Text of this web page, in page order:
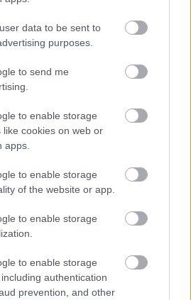
data to be sent to
purposes.
to send me
to enable storage
like cookies on web or
apps.
to enable storage
of the website or app.
to enable storage
to enable storage
authentication
prevention, and other
bookolás szépsége
ban 4.)
bemutató körképünk után
és partiszervezőcégekről,